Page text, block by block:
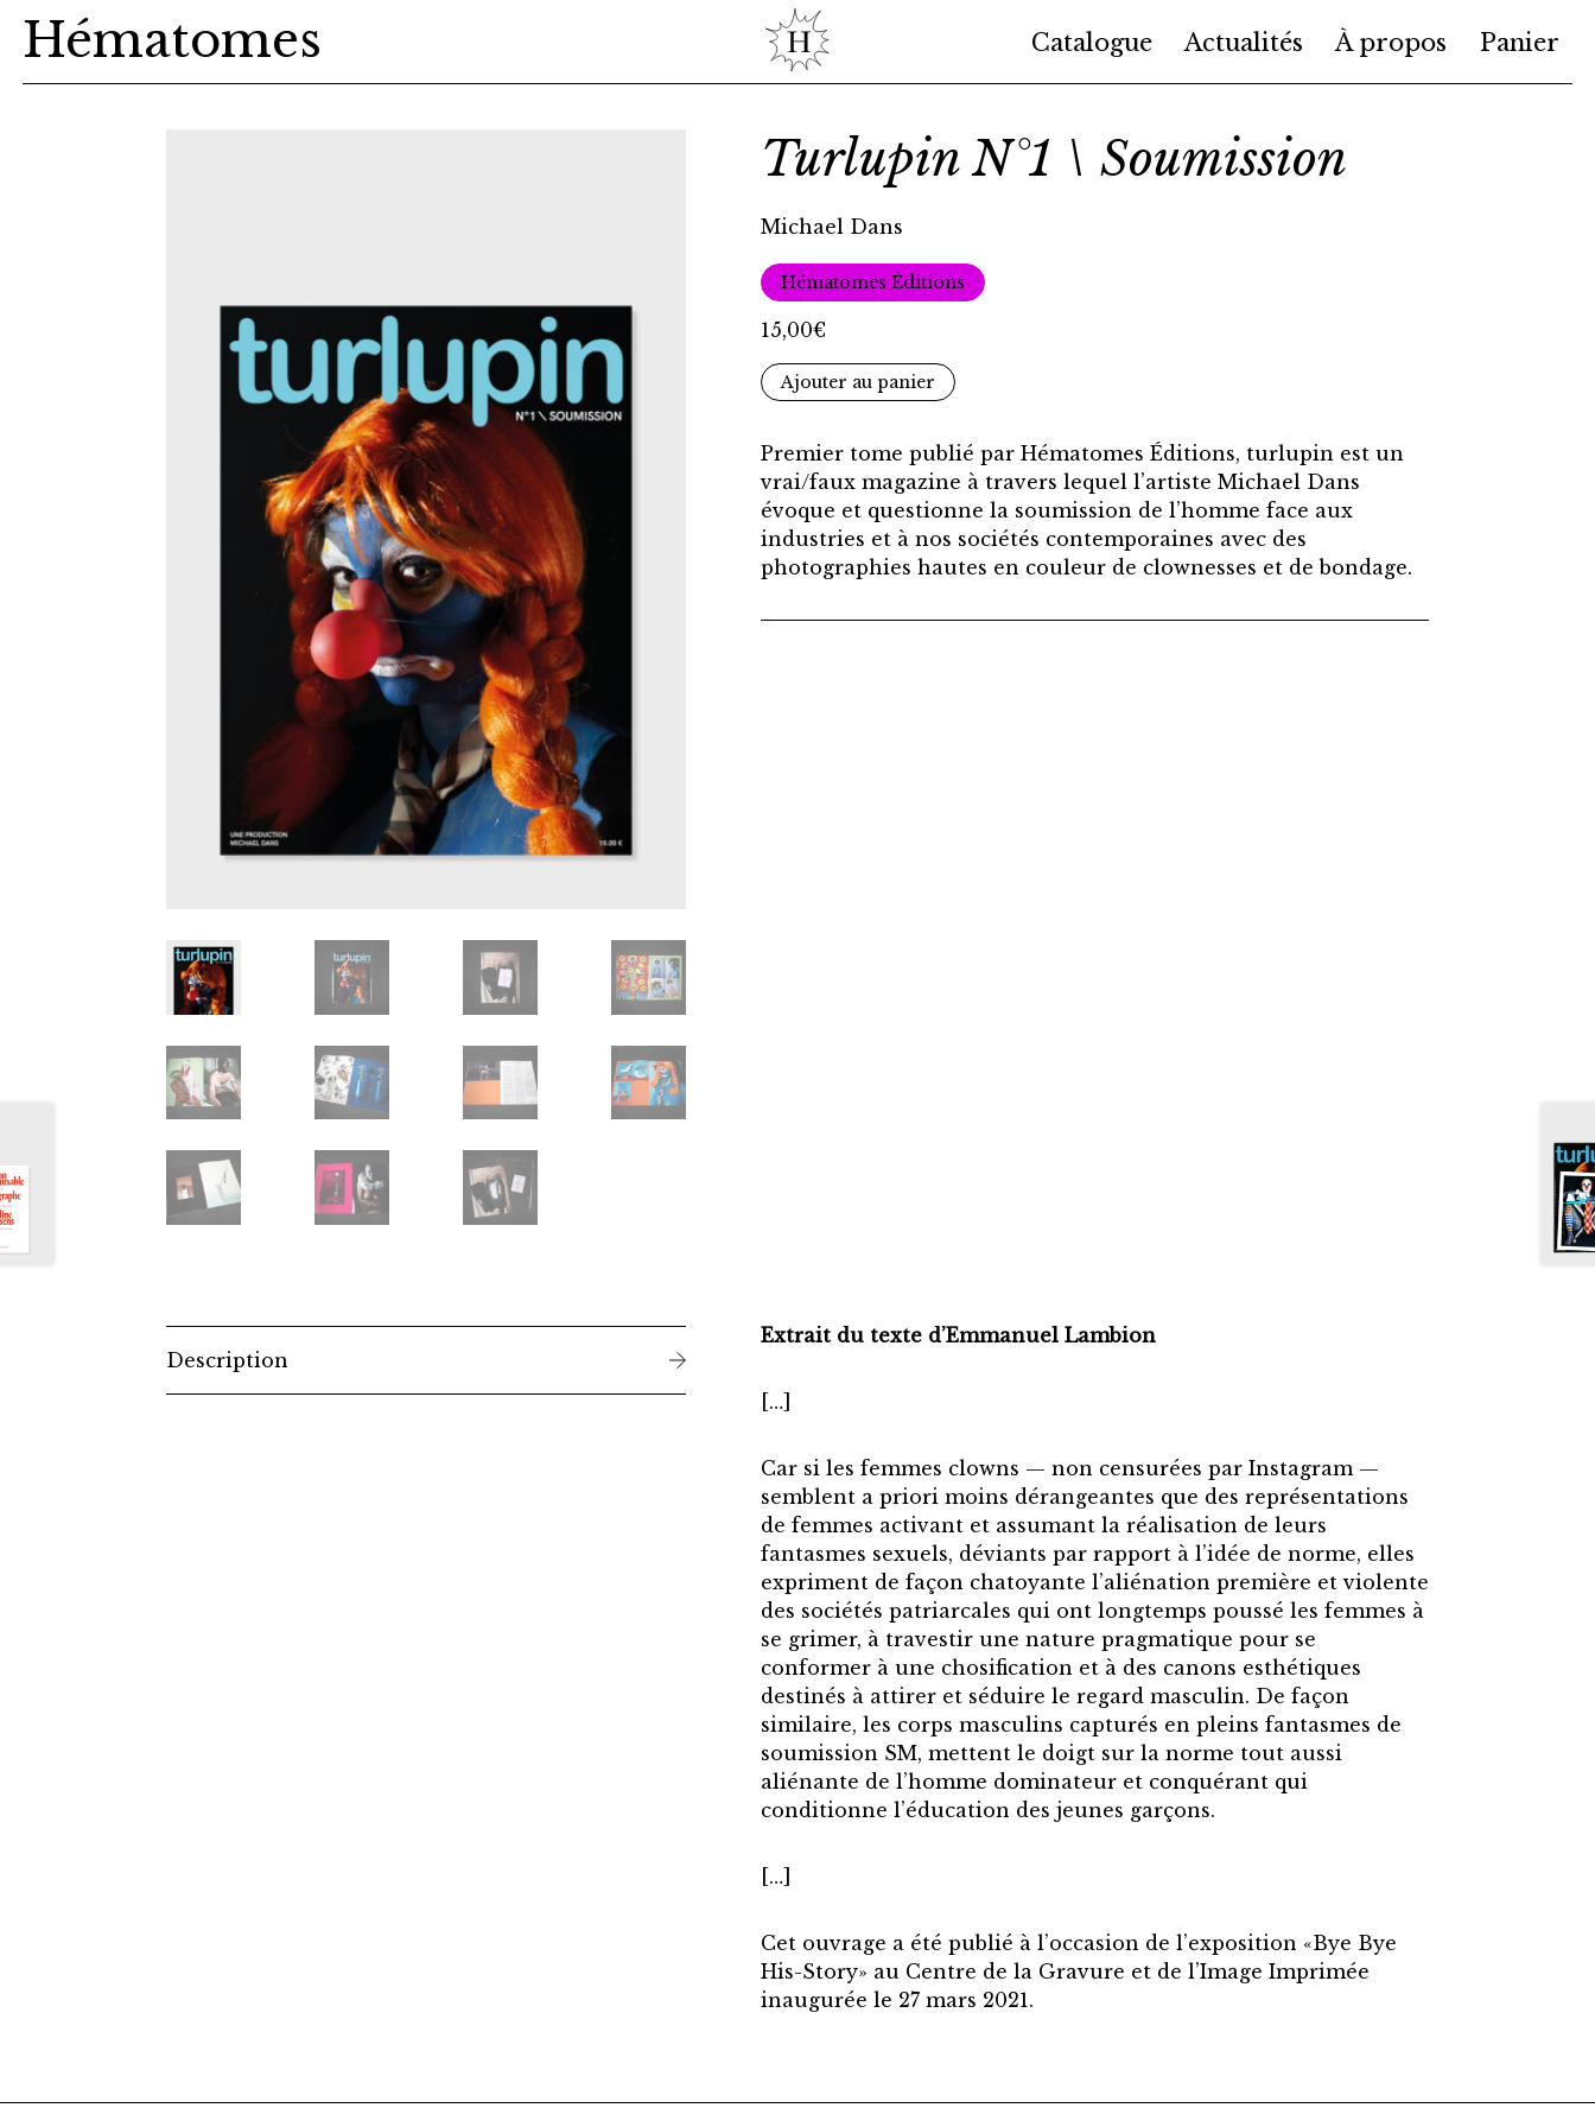
Hématomes Catalogue Actualités À propos Panier
Turlupin N°1 \ Soumission
Michael Dans
Hématomes Éditions
15,00€
quantité
de
N°1
\
Soumission
Ajouter au panier
Premier tome publié par Hématomes Éditions, turlupin est un
vrai/faux magazine à travers lequel l’artiste Michael Dans
évoque et questionne la soumission de l’homme face aux
industries et à nos sociétés contemporaines avec des
photographies hautes en couleur de clownesses et de bondage.
Description
Extrait du texte d’Emmanuel Lambion
[…]
Car si les femmes clowns — non censurées par Instagram —
semblent a priori moins dérangeantes que des représentations
de femmes activant et assumant la réalisation de leurs
fantasmes sexuels, déviants par rapport à l’idée de norme, elles
expriment de façon chatoyante l’aliénation première et violente
des sociétés patriarcales qui ont longtemps poussé les femmes à
se grimer, à travestir une nature pragmatique pour se
conformer à une chosification et à des canons esthétiques
destinés à attirer et séduire le regard masculin. De façon
similaire, les corps masculins capturés en pleins fantasmes de
soumission SM, mettent le doigt sur la norme tout aussi
aliénante de l’homme dominateur et conquérant qui
conditionne l’éducation des jeunes garçons.
[…]
Cet ouvrage a été publié à l’occasion de l’exposition «Bye Bye
His-Story» au Centre de la Gravure et de l’Image Imprimée
inaugurée le 27 mars 2021.